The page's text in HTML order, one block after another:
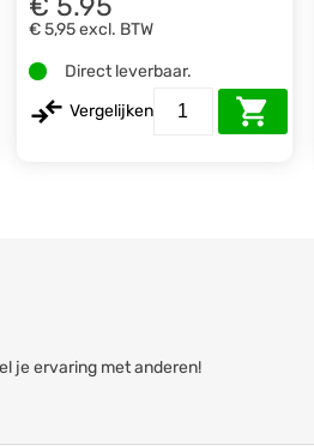
€ 5,95excl. BTW
Direct leverbaar.
Vergelijken
je ervaring met anderen!